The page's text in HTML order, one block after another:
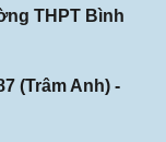
THPT Bình
(Trâm Anh) -